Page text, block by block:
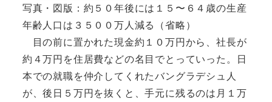
写真・図版：約５０年後には１５〜６４歳の生産
年齢人口は３５００万人減る（省略）
目の前に置かれた現金約１０万円から、社長が
約４万円を住居費などの名目でとっていった。日
本での就職を仲介してくれたバングラデシュ人
が、後日５万円を抜くと、手元に残るのは月１万